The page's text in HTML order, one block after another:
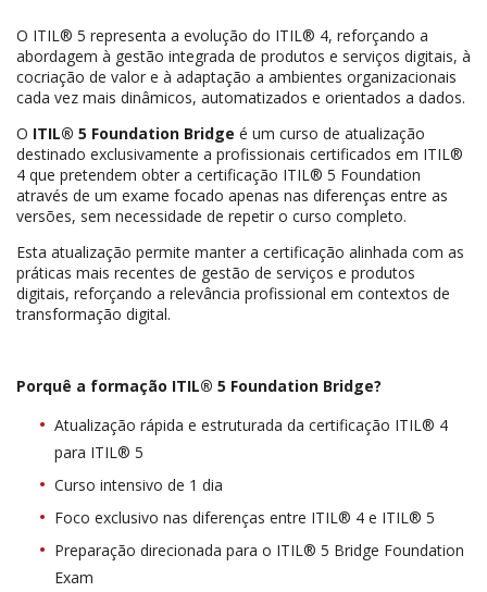
O ITIL® 5 representa a evolução do ITIL® 4, reforçando a
abordagem à gestão integrada de produtos e serviços digitais, à
cocriação de valor e à adaptação a ambientes organizacionais
cada vez mais dinâmicos, automatizados e orientados a dados.
O ITIL® 5 Foundation Bridge é um curso de atualização
destinado exclusivamente a profissionais certificados em ITIL®
4 que pretendem obter a certificação ITIL® 5 Foundation
através de um exame focado apenas nas diferenças entre as
versões, sem necessidade de repetir o curso completo.
Esta atualização permite manter a certificação alinhada com as
práticas mais recentes de gestão de serviços e produtos
digitais, reforçando a relevância profissional em contextos de
transformação digital.
Porquê a formação ITIL® 5 Foundation Bridge?
Atualização rápida e estruturada da certificação ITIL® 4
para ITIL® 5
Curso intensivo de 1 dia
Foco exclusivo nas diferenças entre ITIL® 4 e ITIL® 5
Preparação direcionada para o ITIL® 5 Bridge Foundation
Exam